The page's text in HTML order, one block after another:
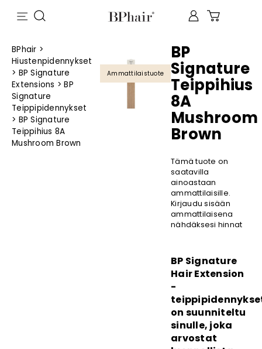
BPhair >
Hiustenpidennykset
> BP Signature
Extensions >BP
Signature
Teippipidennykset
> BP Signature
Teippihius 8A
Mushroom Brown
Ammattilaistuote
BP
Signature
Teippihius
8A
Mushroom
Brown
Tämä tuote on
saatavilla
ainoastaan
ammattilaisille.
Kirjaudu sisään
ammattilaisena
nähdäksesi hinnat
BP Signature
Hair Extension
-
on suunniteltu
sinulle, joka
arvostat